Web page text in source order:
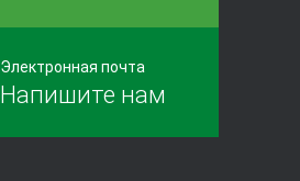
Электронная почта
Напишите нам